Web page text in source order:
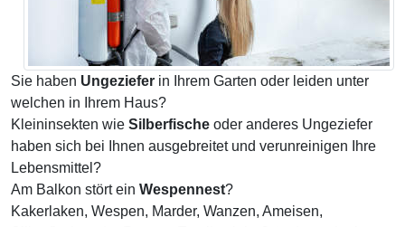
Sie haben Ungeziefer in Ihrem Garten oder leiden unter
welchen in Ihrem Haus?
Kleininsekten wie Silberfische oder anderes Ungeziefer
haben sich bei Ihnen ausgebreitet und verunreinigen Ihre
Lebensmittel?
Am Balkon stört ein Wespennest?
Kakerlaken, Wespen, Marder, Wanzen, Ameisen,